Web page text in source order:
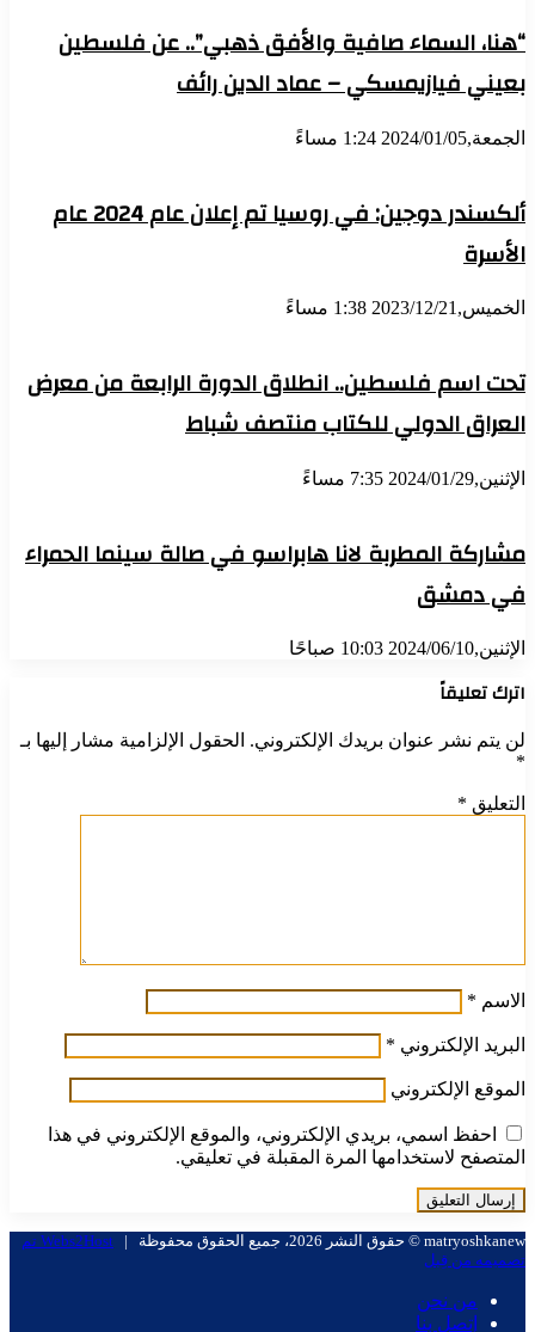
“هنا، السماء صافية والأفق ذهبي”.. عن فلسطين
بعيني فيازيمسكي – عماد الدين رائف
الجمعة,2024/01/05 1:24 مساءً
ألكسندر دوجين: في روسيا تم إعلان عام 2024 عام
الأسرة
الخميس,2023/12/21 1:38 مساءً
تحت اسم فلسطين.. انطلاق الدورة الرابعة من معرض
العراق الدولي للكتاب منتصف شباط
الإثنين,2024/01/29 7:35 مساءً
مشاركة المطربة لانا هابراسو في صالة سينما الحمراء
في دمشق
الإثنين,2024/06/10 10:03 صباحًا
اترك تعليقاً
لن يتم نشر عنوان بريدك الإلكتروني. الحقول الإلزامية مشار إليها بـ
*
التعليق *
الاسم *
البريد الإلكتروني *
الموقع الإلكتروني
احفظ اسمي، بريدي الإلكتروني، والموقع الإلكتروني في هذا
المتصفح لاستخدامها المرة المقبلة في تعليقي.
matryoshkanew © حقوق النشر 2026، جميع الحقوق محفوظة |
Webs2Host تم
تصميمه من قِبل
من نحن
إتصل بنا